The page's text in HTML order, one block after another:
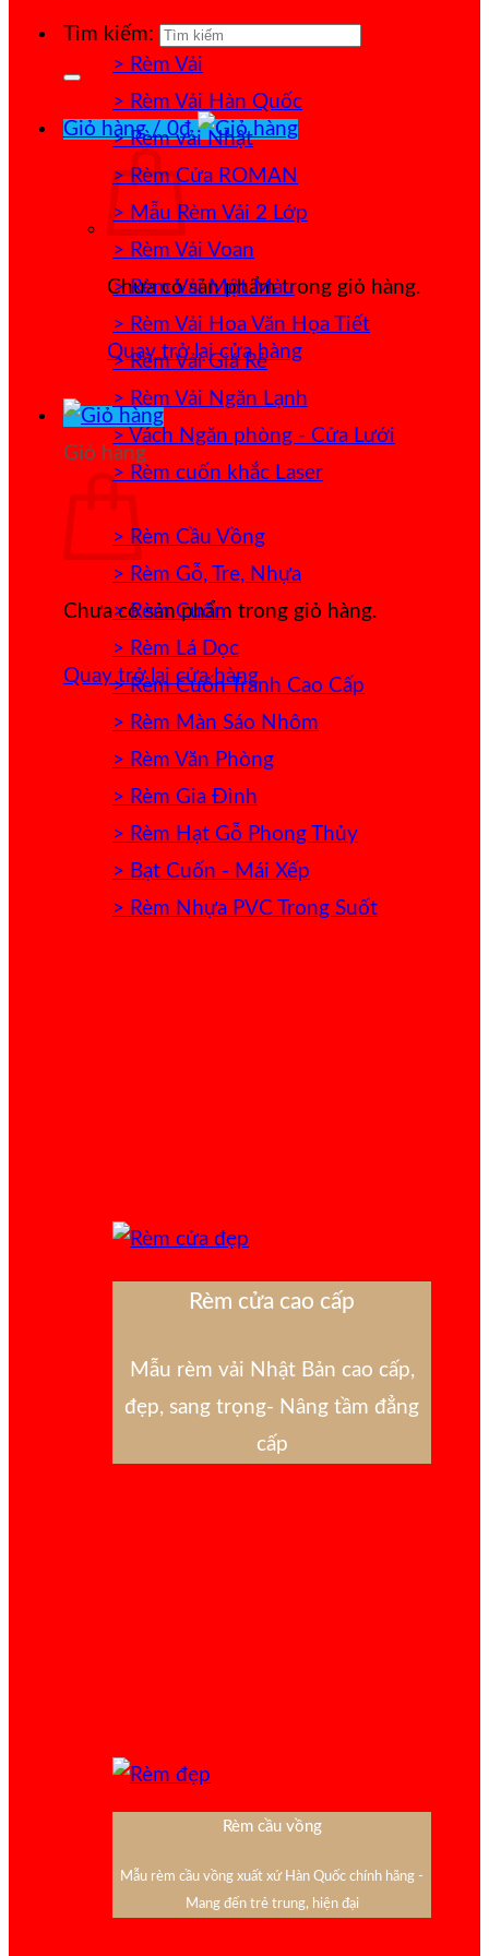
Tìm kiếm:
Giỏ hàng /0₫
Chưa có sản phẩm trong giỏ hàng.
Quay trở lại cửa hàng
Giỏ hàng
Chưa có sản phẩm trong giỏ hàng.
Quay trở lại cửa hàng
> Rèm Vải
> Rèm Vải Hàn Quốc
> Rèm vải Nhật
> Rèm Cửa ROMAN
> Mẫu Rèm Vải 2 Lớp
> Rèm Vải Voan
> Rèm Vải Một Màu
> Rèm Vải Hoa Văn Họa Tiết
> Rèm Vải Giá Rẻ
> Rèm Vải Ngăn Lạnh
> Vách Ngăn phòng - Cửa Lưới
> Rèm cuốn khắc Laser
> Rèm Cầu Vồng
> Rèm Gỗ, Tre, Nhựa
> Rèm Cuốn
> Rèm Lá Dọc
> Rèm Cuốn Tranh Cao Cấp
> Rèm Màn Sáo Nhôm
> Rèm Văn Phòng
> Rèm Gia Đình
> Rèm Hạt Gỗ Phong Thủy
> Bạt Cuốn - Mái Xếp
> Rèm Nhựa PVC Trong Suốt
Rèm cửa cao cấp
Mẫu rèm vải Nhật Bản cao cấp,
đẹp, sang trọng- Nâng tầm đẳng
cấp
Rèm cầu vồng
Mẫu rèm cầu vồng xuất xứ Hàn Quốc chính hãng -
Mang đến trẻ trung, hiện đại